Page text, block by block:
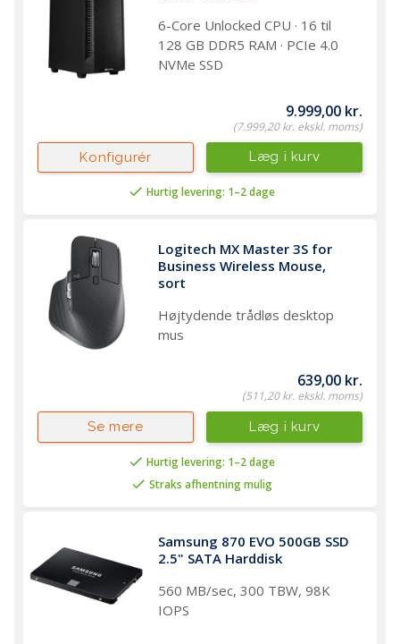
6-Core Unlocked CPU · 16 til
128 GB DDR5 RAM · PCIe 4.0
NVMe SSD
9.999,00 kr.
(7.999,20 kr. ekskl. moms)
Hurtig levering: 1–2 dage
Læg i kurv
Konfigurér
Logitech MX Master 3S for
Business Wireless Mouse,
sort
Højtydende trådløs desktop
mus
639,00 kr.
(511,20 kr. ekskl. moms)
Hurtig levering: 1–2 dage
Straks afhentning mulig
Læg i kurv
Se mere
Samsung 870 EVO 500GB SSD
2.5" SATA Harddisk
560 MB/sec, 300 TBW, 98K
IOPS